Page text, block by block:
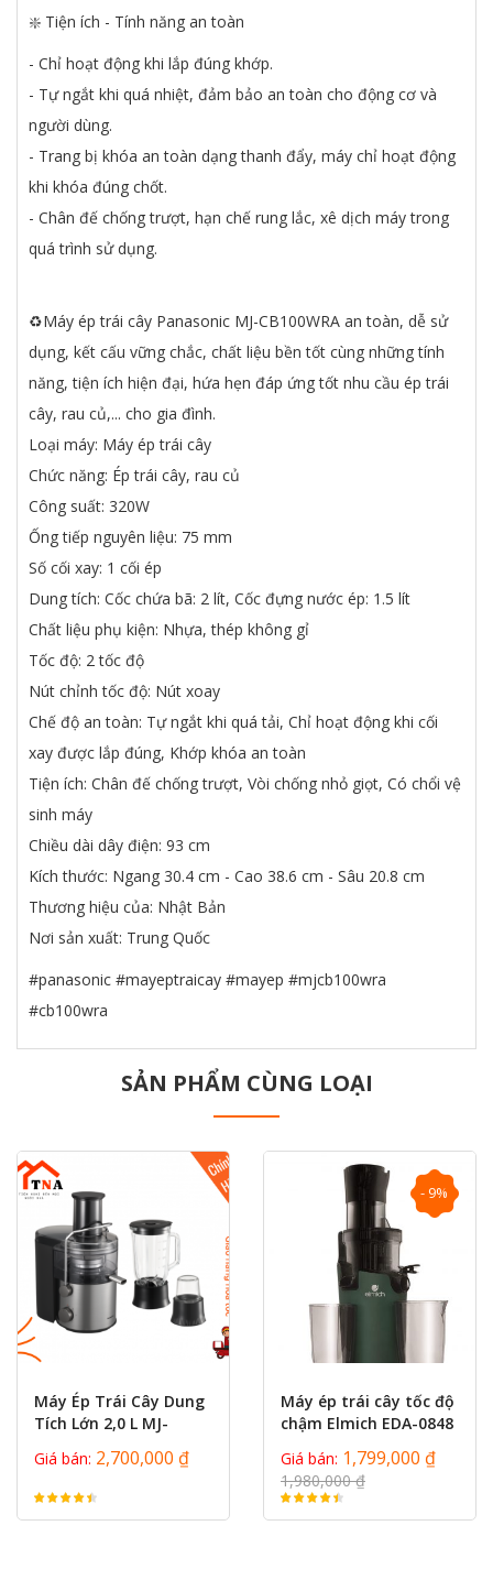
❇️ Tiện ích - Tính năng an toàn
- Chỉ hoạt động khi lắp đúng khớp.
- Tự ngắt khi quá nhiệt, đảm bảo an toàn cho động cơ và
người dùng.
- Trang bị khóa an toàn dạng thanh đẩy, máy chỉ hoạt động
khi khóa đúng chốt.
- Chân đế chống trượt, hạn chế rung lắc, xê dịch máy trong
quá trình sử dụng.
♻️Máy ép trái cây Panasonic MJ-CB100WRA an toàn, dễ sử
dụng, kết cấu vững chắc, chất liệu bền tốt cùng những tính
năng, tiện ích hiện đại, hứa hẹn đáp ứng tốt nhu cầu ép trái
cây, rau củ,... cho gia đình.
Loại máy: Máy ép trái cây
Chức năng: Ép trái cây, rau củ
Công suất: 320W
Ống tiếp nguyên liệu: 75 mm
Số cối xay: 1 cối ép
Dung tích: Cốc chứa bã: 2 lít, Cốc đựng nước ép: 1.5 lít
Chất liệu phụ kiện: Nhựa, thép không gỉ
Tốc độ: 2 tốc độ
Nút chỉnh tốc độ: Nút xoay
Chế độ an toàn: Tự ngắt khi quá tải, Chỉ hoạt động khi cối
xay được lắp đúng, Khớp khóa an toàn
Tiện ích: Chân đế chống trượt, Vòi chống nhỏ giọt, Có chổi vệ
sinh máy
Chiều dài dây điện: 93 cm
Kích thước: Ngang 30.4 cm - Cao 38.6 cm - Sâu 20.8 cm
Thương hiệu của: Nhật Bản
Nơi sản xuất: Trung Quốc
#panasonic #mayeptraicay #mayep #mjcb100wra
#cb100wra
SẢN PHẨM CÙNG LOẠI
Máy Ép Trái Cây Dung
Tích Lớn 2,0 L MJ-
CB800SRA - Bảo Hành
Chính...
Giá bán: 2,700,000 ₫
- 9%
Máy ép trái cây tốc độ
chậm Elmich EDA-0848
Giá bán: 1,799,000 ₫
1,980,000 ₫
prev